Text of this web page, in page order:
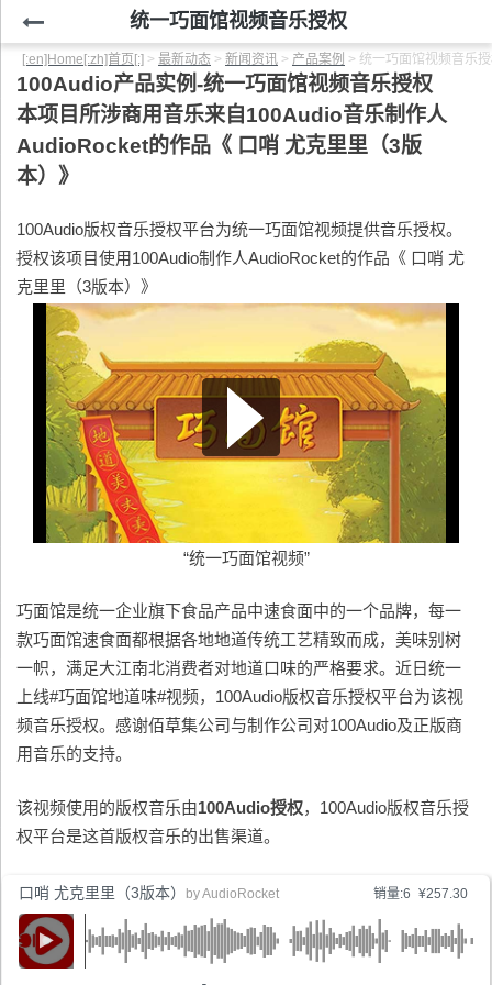
统一巧面馆视频音乐授权
[:en]Home[:zh]首页[:] > 最新动态 > 新闻资讯 > 产品案例 > 统一巧面馆视频音乐
100Audio产品实例-统一巧面馆视频音乐授权
本项目所涉商用音乐来自100Audio音乐制作人
AudioRocket的作品《 口哨 尤克里里（3版
本）》
100Audio版权音乐授权平台为统一巧面馆视频提供音乐授权。
授权该项目使用100Audio制作人AudioRocket的作品《 口哨 尤
克里里（3版本）》
“统一巧面馆视频”
巧面馆是统一企业旗下食品产品中速食面中的一个品牌，每一
款巧面馆速食面都根据各地地道传统工艺精致而成，美味别树
一帜，满足大江南北消费者对地道口味的严格要求。近日统一
上线#巧面馆地道味#视频，100Audio版权音乐授权平台为该视
频音乐授权。感谢佰草集公司与制作公司对100Audio及正版商
用音乐的支持。
该视频使用的版权音乐由100Audio授权，100Audio版权音乐授
权平台是这首版权音乐的出售渠道。
销量:6 ¥257.30
口哨 尤克里里（3版本） byAudioRocket